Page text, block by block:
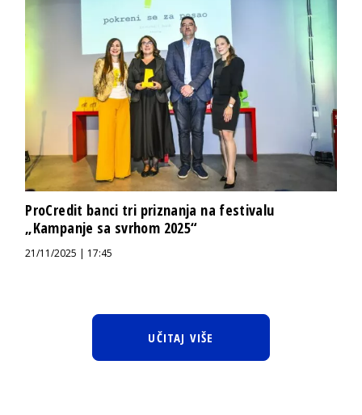
ProCredit banci tri priznanja na festivalu
„Kampanje sa svrhom 2025“
21/11/2025 | 17:45
UČITAJ VIŠE